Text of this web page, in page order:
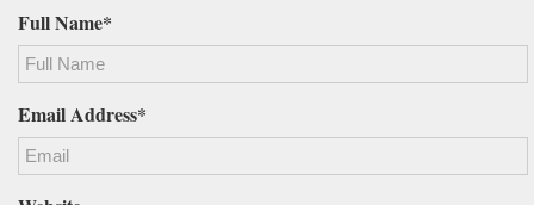
Full Name*
Email Address*